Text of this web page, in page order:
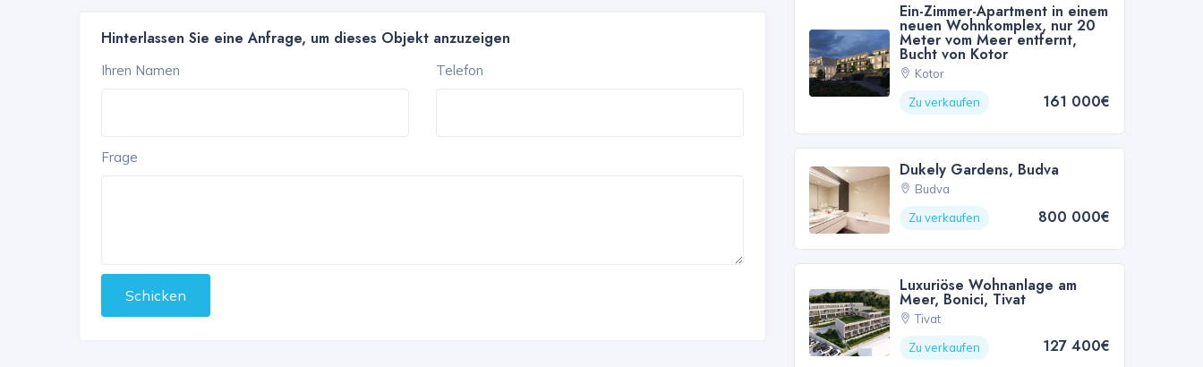
Hinterlassen Sie eine Anfrage, um dieses Objekt anzuzeigen
Ihren Namen Telefon
Frage
Schicken
Ein-Zimmer-Apartment in einem
neuen Wohnkomplex, nur 20
Meter vom Meer entfernt,
Bucht von Kotor
Kotor
Zu verkaufen
161 000€
Dukely Gardens, Budva
Budva
Zu verkaufen
800 000€
Luxuriöse Wohnanlage am
Meer, Bonici, Tivat
Tivat
Zu verkaufen
127 400€